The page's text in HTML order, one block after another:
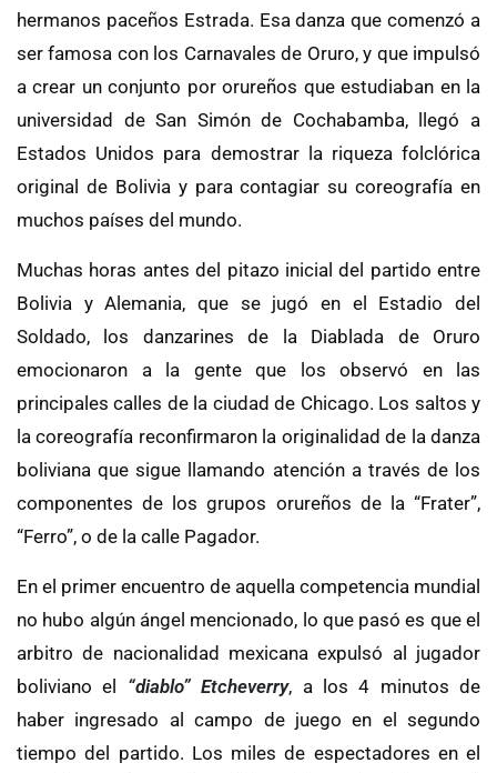
hermanos paceños Estrada. Esa danza que comenzó a
ser famosa con los Carnavales de Oruro, y que impulsó
a crear un conjunto por orureños que estudiaban en la
universidad de San Simón de Cochabamba, llegó a
Estados Unidos para demostrar la riqueza folclórica
original de Bolivia y para contagiar su coreografía en
muchos países del mundo.
Muchas horas antes del pitazo inicial del partido entre
Bolivia y Alemania, que se jugó en el Estadio del
Soldado, los danzarines de la Diablada de Oruro
emocionaron a la gente que los observó en las
principales calles de la ciudad de Chicago. Los saltos y
la coreografía reconfirmaron la originalidad de la danza
boliviana que sigue llamando atención a través de los
componentes de los grupos orureños de la “Frater”,
“Ferro”, o de la calle Pagador.
En el primer encuentro de aquella competencia mundial
no hubo algún ángel mencionado, lo que pasó es que el
arbitro de nacionalidad mexicana expulsó al jugador
boliviano el “diablo” Etcheverry, a los 4 minutos de
haber ingresado al campo de juego en el segundo
tiempo del partido. Los miles de espectadores en el